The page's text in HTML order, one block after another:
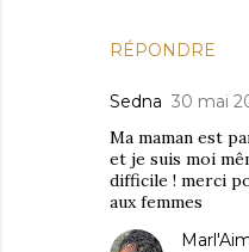
RÉPONDRE
Sedna 30 mai
Ma maman est
et je suis moi
difficile ! merci
aux femmes